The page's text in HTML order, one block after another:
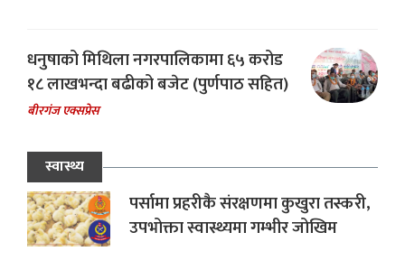
धनुषाको मिथिला नगरपालिकामा ६५ करोड
१८ लाखभन्दा बढीको बजेट (पुर्णपाठ सहित)
बीरगंज एक्सप्रेस
स्वास्थ्य
पर्सामा प्रहरीकै संरक्षणमा कुखुरा तस्करी,
उपभोक्ता स्वास्थ्यमा गम्भीर जोखिम